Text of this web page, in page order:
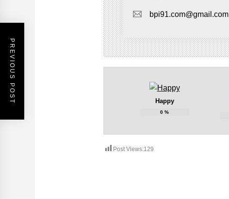
bpi91.com@gmail.com
Happy
0 %
Post Views:129
PREVIOUS POST